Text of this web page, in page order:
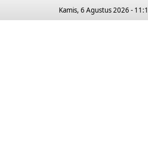
Kamis, 6 Agustus 2026 -